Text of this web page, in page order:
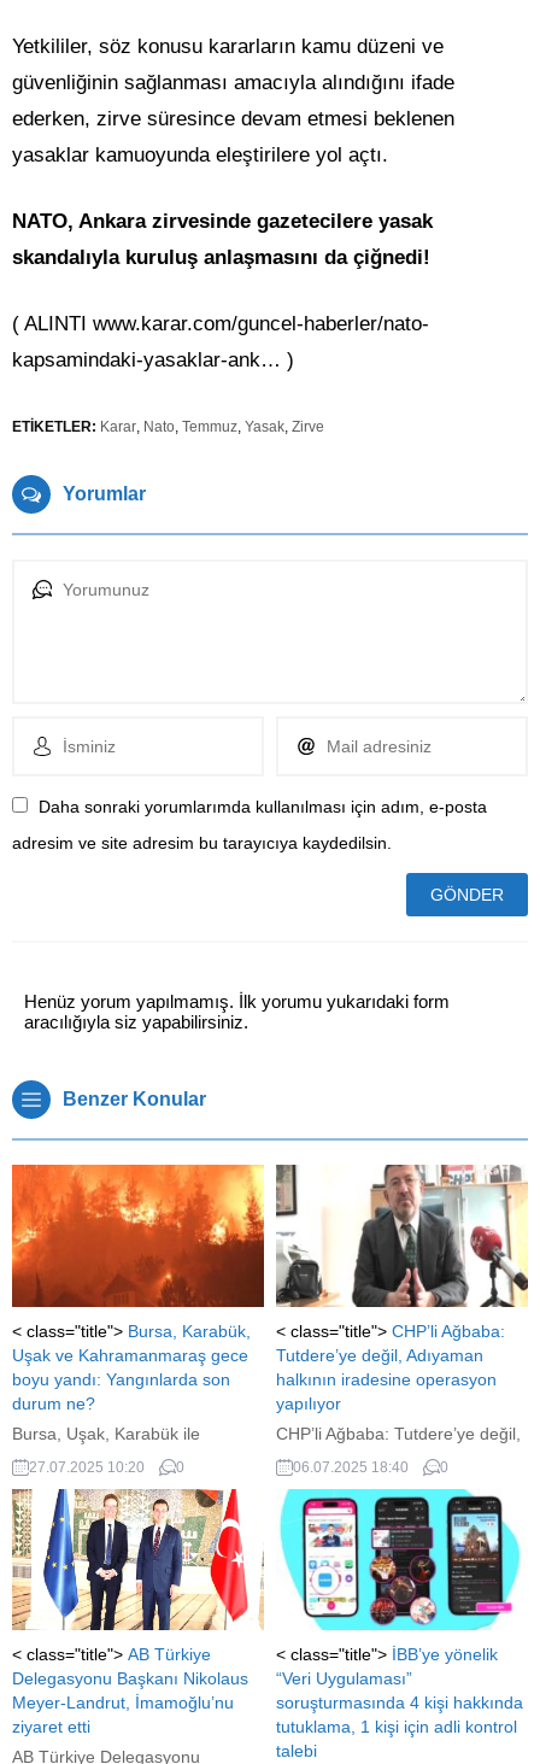
Yetkililer, söz konusu kararların kamu düzeni ve
güvenliğinin sağlanması amacıyla alındığını ifade
ederken, zirve süresince devam etmesi beklenen
yasaklar kamuoyunda eleştirilere yol açtı.
NATO, Ankara zirvesinde gazetecilere yasak
skandalıyla kuruluş anlaşmasını da çiğnedi!
( ALINTI www.karar.com/guncel-haberler/nato-
kapsamindaki-yasaklar-ank… )
ETİKETLER: Karar, Nato, Temmuz, Yasak, Zirve
Yorumlar
Daha sonraki yorumlarımda kullanılması için adım, e-posta
adresim ve site adresim bu tarayıcıya kaydedilsin.
Henüz yorum yapılmamış. İlk yorumu yukarıdaki form
aracılığıyla siz yapabilirsiniz.
Benzer Konular
< class="title"> Bursa, Karabük,
Uşak ve Kahramanmaraş gece
boyu yandı: Yangınlarda son
durum ne?
Bursa, Uşak, Karabük ile
Kahramanmaraş'ta çıkan orman
yangınlarına karadan müdahale
sürüyordu, sabahın ilk ışıklarıyla
havadan müdahale de başladı.
Bursa'daki yangının enerjisinin
azaldığı açıklandı.
27.07.2025 10:20 0
< class="title"> CHP’li Ağbaba:
Tutdere’ye değil, Adıyaman
halkının iradesine operasyon
yapılıyor
CHP’li Ağbaba: Tutdere’ye değil,
Adıyaman halkının iradesine
operasyon yapılıyor
06.07.2025 18:40 0
< class="title"> AB Türkiye
Delegasyonu Başkanı Nikolaus
Meyer-Landrut, İmamoğlu’nu
ziyaret etti
AB Türkiye Delegasyonu
< class="title"> İBB’ye yönelik
“Veri Uygulaması”
soruşturmasında 4 kişi hakkında
tutuklama, 1 kişi için adli kontrol
talebi